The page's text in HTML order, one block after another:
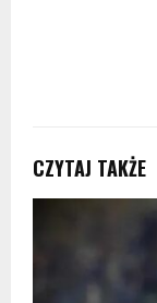
CZYTAJ TAKŻE